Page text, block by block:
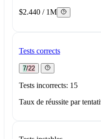
$2.440 / 1M
Tests corrects
7/22
Tests incorrects: 15
Taux de réussite par